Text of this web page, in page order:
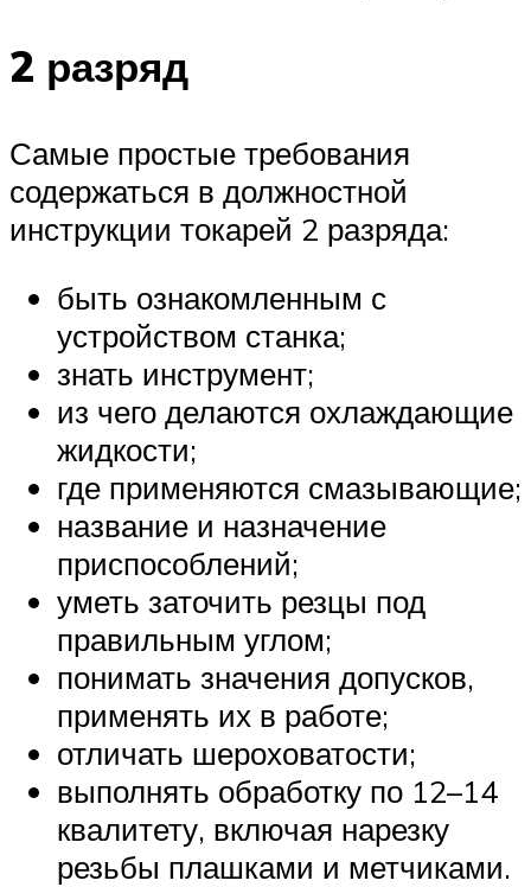
2 разряд
Самые простые требования
содержаться в должностной
инструкции токарей 2 разряда:
быть ознакомленным с
устройством станка;
знать инструмент;
из чего делаются охлаждающие
жидкости;
где применяются смазывающие;
название и назначение
приспособлений;
уметь заточить резцы под
правильным углом;
понимать значения допусков,
применять их в работе;
отличать шероховатости;
выполнять обработку по 12–14
квалитету, включая нарезку
резьбы плашками и метчиками.